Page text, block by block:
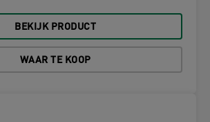
BEKIJK PRODUCT
WAAR TE KOOP